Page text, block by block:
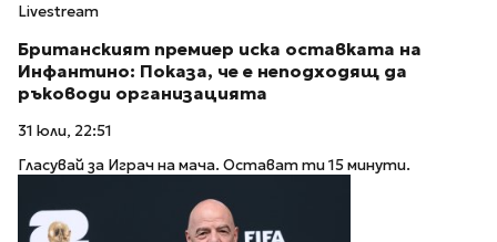
Livestream
Британският премиер иска оставката на
Инфантино: Показа, че е неподходящ да
ръководи организацията
31 юли, 22:51
Гласувай за Играч на мача. Остават ти 15 минути.